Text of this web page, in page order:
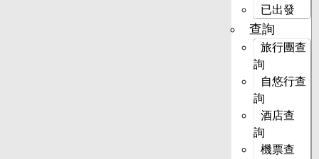
已出發
查詢
旅行團查
詢
自悠行查
詢
酒店查
詢
機票查